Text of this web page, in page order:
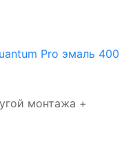
Pro эмаль 400
монтажа +